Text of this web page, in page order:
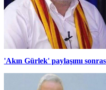
'Akın Gürlek' paylaşımı